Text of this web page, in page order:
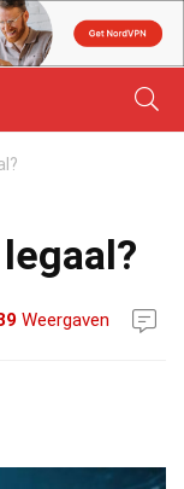
Weergaven